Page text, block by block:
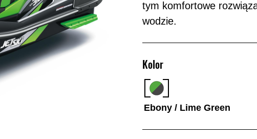
tym komfortowe
wodzie.
Kolor
Ebony / Lime Green